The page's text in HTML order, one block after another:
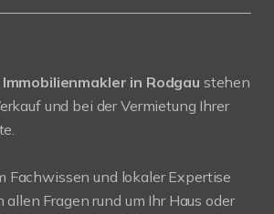
Immobilienmakler in Rodgau stehen
und bei der Vermietung Ihrer
Fachwissen und lokaler Expertise
Fragen rund um Ihr Haus oder